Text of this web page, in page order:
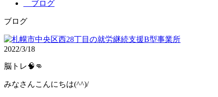
ブログ
ブログ
2022/3/18
脳トレ🧠👊
みなさんこんにちは(^^)/